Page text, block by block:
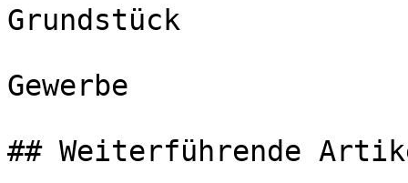
Grundstück
Gewerbe
## Weiterführende